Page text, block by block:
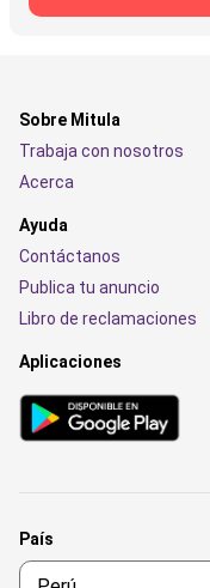
Sobre Mitula
Trabaja con nosotros
Acerca
Ayuda
Contáctanos
Publica tu anuncio
Libro de reclamaciones
Aplicaciones
País